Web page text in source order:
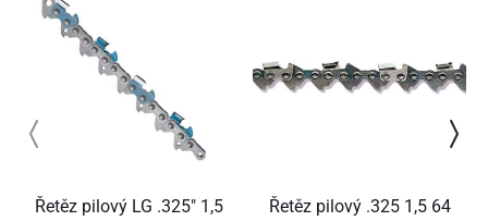
Řetěz pilový LG .325" 1,5
Řetěz pilový .325 1,5 64